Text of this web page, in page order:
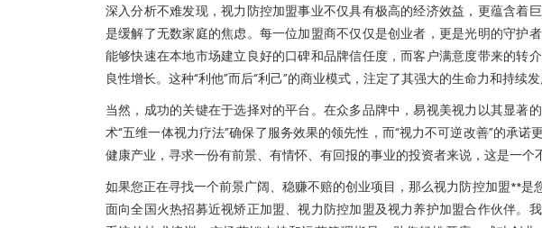
深入分析不难发现，视力防控加盟事业不仅具有极高的经济效益，更蕴含着
是缓解了无数家庭的焦虑。每一位加盟商不仅仅是创业者，更是光明的守护
能够快速在本地市场建立良好的口碑和品牌信任度，而客户满意度带来的转
良性增长。这种“利他”而后“利己”的商业模式，注定了其强大的生命力和持续发
当然，成功的关键在于选择对的平台。在众多品牌中，易视美视力以其显著
术“五维一体视力疗法”确保了服务效果的领先性，而“视力不可逆改善”的承
健康产业，寻求一份有前景、有情怀、有回报的事业的投资者来说，这是一个
如果您正在寻找一个前景广阔、稳赚不赔的创业项目，那么视力防控加盟**
面向全国火热招募近视矫正加盟、视力防控加盟及视力养护加盟合作伙伴。